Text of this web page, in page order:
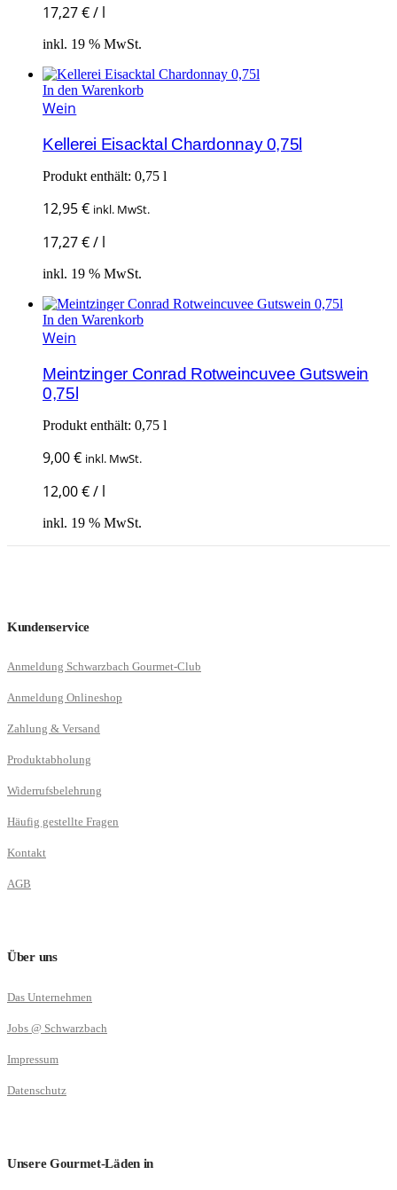
17,27€/ l
inkl. 19 % MwSt.
In den Warenkorb
Wein
Kellerei Eisacktal Chardonnay 0,75l
Produkt enthält: 0,75 l
12,95€ inkl. MwSt.
17,27€/ l
inkl. 19 % MwSt.
In den Warenkorb
Wein
Meintzinger Conrad Rotweincuvee Gutswein
0,75l
Produkt enthält: 0,75 l
9,00€ inkl. MwSt.
12,00€/ l
inkl. 19 % MwSt.
Kundenservice
Anmeldung Schwarzbach Gourmet-Club
Anmeldung Onlineshop
Zahlung & Versand
Produktabholung
Widerrufsbelehrung
Häufig gestellte Fragen
Kontakt
AGB
Über uns
Das Unternehmen
Jobs @ Schwarzbach
Impressum
Datenschutz
Unsere Gourmet-Läden in